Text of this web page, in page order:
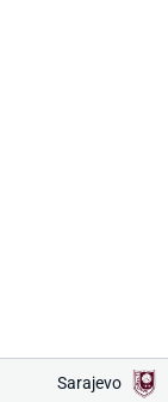
Sarajevo